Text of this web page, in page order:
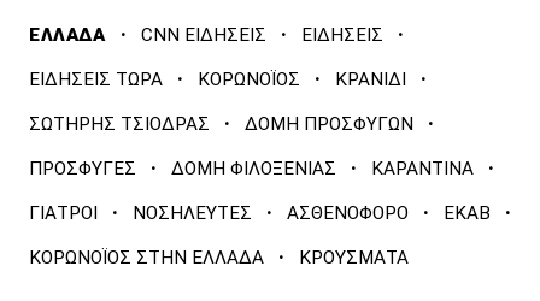
ΕΛΛΑΔΑ · CNN ΕΙΔΗΣΕΙΣ · ΕΙΔΗΣΕΙΣ ·
ΕΙΔΗΣΕΙΣ ΤΩΡΑ · ΚΟΡΩΝΟΪΟΣ · ΚΡΑΝΙΔΙ ·
ΣΩΤΗΡΗΣ ΤΣΙΟΔΡΑΣ · ΔΟΜΗ ΠΡΟΣΦΥΓΩΝ ·
ΠΡΟΣΦΥΓΕΣ · ΔΟΜΗ ΦΙΛΟΞΕΝΙΑΣ · ΚΑΡΑΝΤΙΝΑ ·
ΓΙΑΤΡΟΙ · ΝΟΣΗΛΕΥΤΕΣ · ΑΣΘΕΝΟΦΟΡΟ · ΕΚΑΒ ·
ΚΟΡΩΝΟΪΟΣ ΣΤΗΝ ΕΛΛΑΔΑ · ΚΡΟΥΣΜΑΤΑ